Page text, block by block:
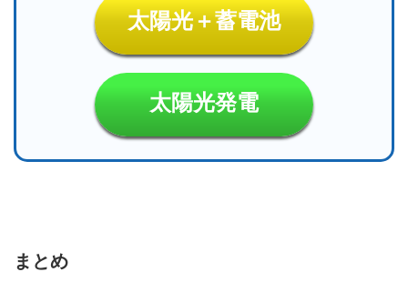
太陽光＋蓄電池
太陽光発電
まとめ